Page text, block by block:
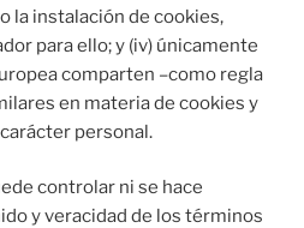
la instalación de cookies,
para ello; y (iv) únicamente
comparten –como regla
en materia de cookies y
personal.
controlar ni se hace
y veracidad de los términos